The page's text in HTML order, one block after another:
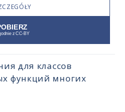
для классов
функций многих